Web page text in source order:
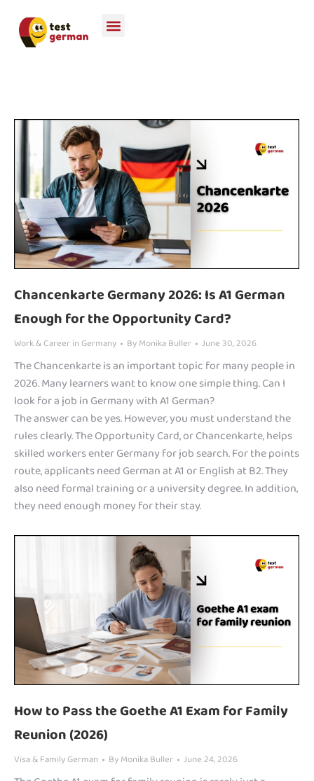
Chancenkarte Germany 2026: Is A1 German
Enough for the Opportunity Card?
Work & Career in Germany ByMonika Buller June 30, 2026
The Chancenkarte is an important topic for many people in
2026. Many learners want to know one simple thing. Can I
look for a job in Germany with A1 German?
The answer can be yes. However, you must understand the
rules clearly. The Opportunity Card, or Chancenkarte, helps
skilled workers enter Germany for job search. For the points
route, applicants need German at A1 or English at B2. They
also need formal training or a university degree. In addition,
they need enough money for their stay.
How to Pass the Goethe A1 Exam for Family
Reunion (2026)
Visa & Family German ByMonika Buller June 24, 2026